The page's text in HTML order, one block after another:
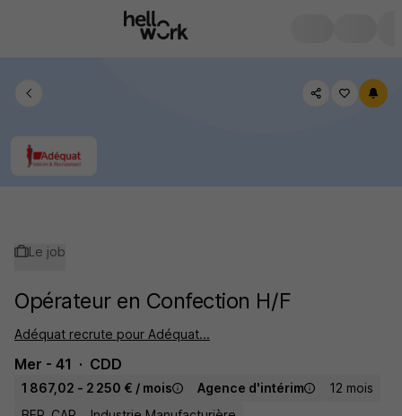
Le job
Opérateur en Confection H/F
Adéquat recrute pour Adéquat...
Mer - 41 CDD
1 867,02 - 2 250 € / mois Agence d'intérim
12 mois